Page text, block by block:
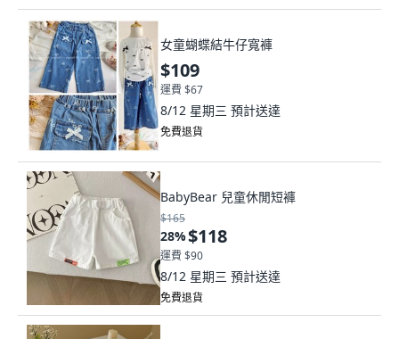
女童蝴蝶結牛仔寬褲
$109
運費 $67
8/12 星期三 預計送達
免費退貨
BabyBear 兒童休閒短褲
$165
28%$118
運費 $90
8/12 星期三 預計送達
免費退貨